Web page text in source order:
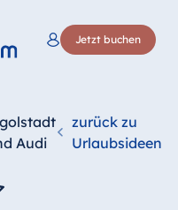
Jetzt buchen
Audi
zurück zu
Urlaubsideen